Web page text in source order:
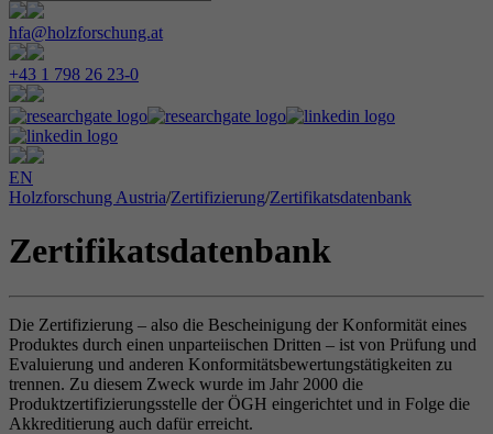
hfa@holzforschung.at
+43 1 798 26 23-0
EN
Holzforschung Austria/Zertifizierung/Zertifikatsdatenbank
Zertifikatsdatenbank
Die Zertifizierung – also die Bescheinigung der Konformität eines
Produktes durch einen unparteiischen Dritten – ist von Prüfung und
Evaluierung und anderen Konformitätsbewertungstätigkeiten zu
trennen. Zu diesem Zweck wurde im Jahr 2000 die
Produktzertifizierungsstelle der ÖGH eingerichtet und in Folge die
Akkreditierung auch dafür erreicht.